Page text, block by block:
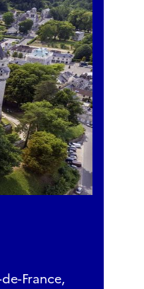
France,